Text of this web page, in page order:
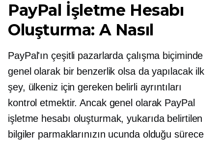
PayPal İşletme Hesabı
Oluşturma: A Nasıl
PayPal'ın çeşitli pazarlarda çalışma biçiminde
genel olarak bir benzerlik olsa da yapılacak ilk
şey, ülkeniz için gereken belirli ayrıntıları
kontrol etmektir. Ancak genel olarak PayPal
işletme hesabı oluşturmak, yukarıda belirtilen
bilgiler parmaklarınızın ucunda olduğu sürece